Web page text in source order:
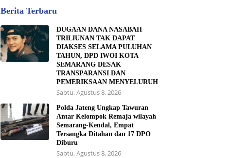
Berita Terbaru
DUGAAN DANA NASABAH
TRILIUNAN TAK DAPAT
DIAKSES SELAMA PULUHAN
TAHUN, DPD IWOI KOTA
SEMARANG DESAK
TRANSPARANSI DAN
PEMERIKSAAN MENYELURUH
Sabtu, Agustus 8, 2026
Polda Jateng Ungkap Tawuran
Antar Kelompok Remaja wilayah
Semarang-Kendal, Empat
Tersangka Ditahan dan 17 DPO
Diburu
Sabtu, Agustus 8, 2026